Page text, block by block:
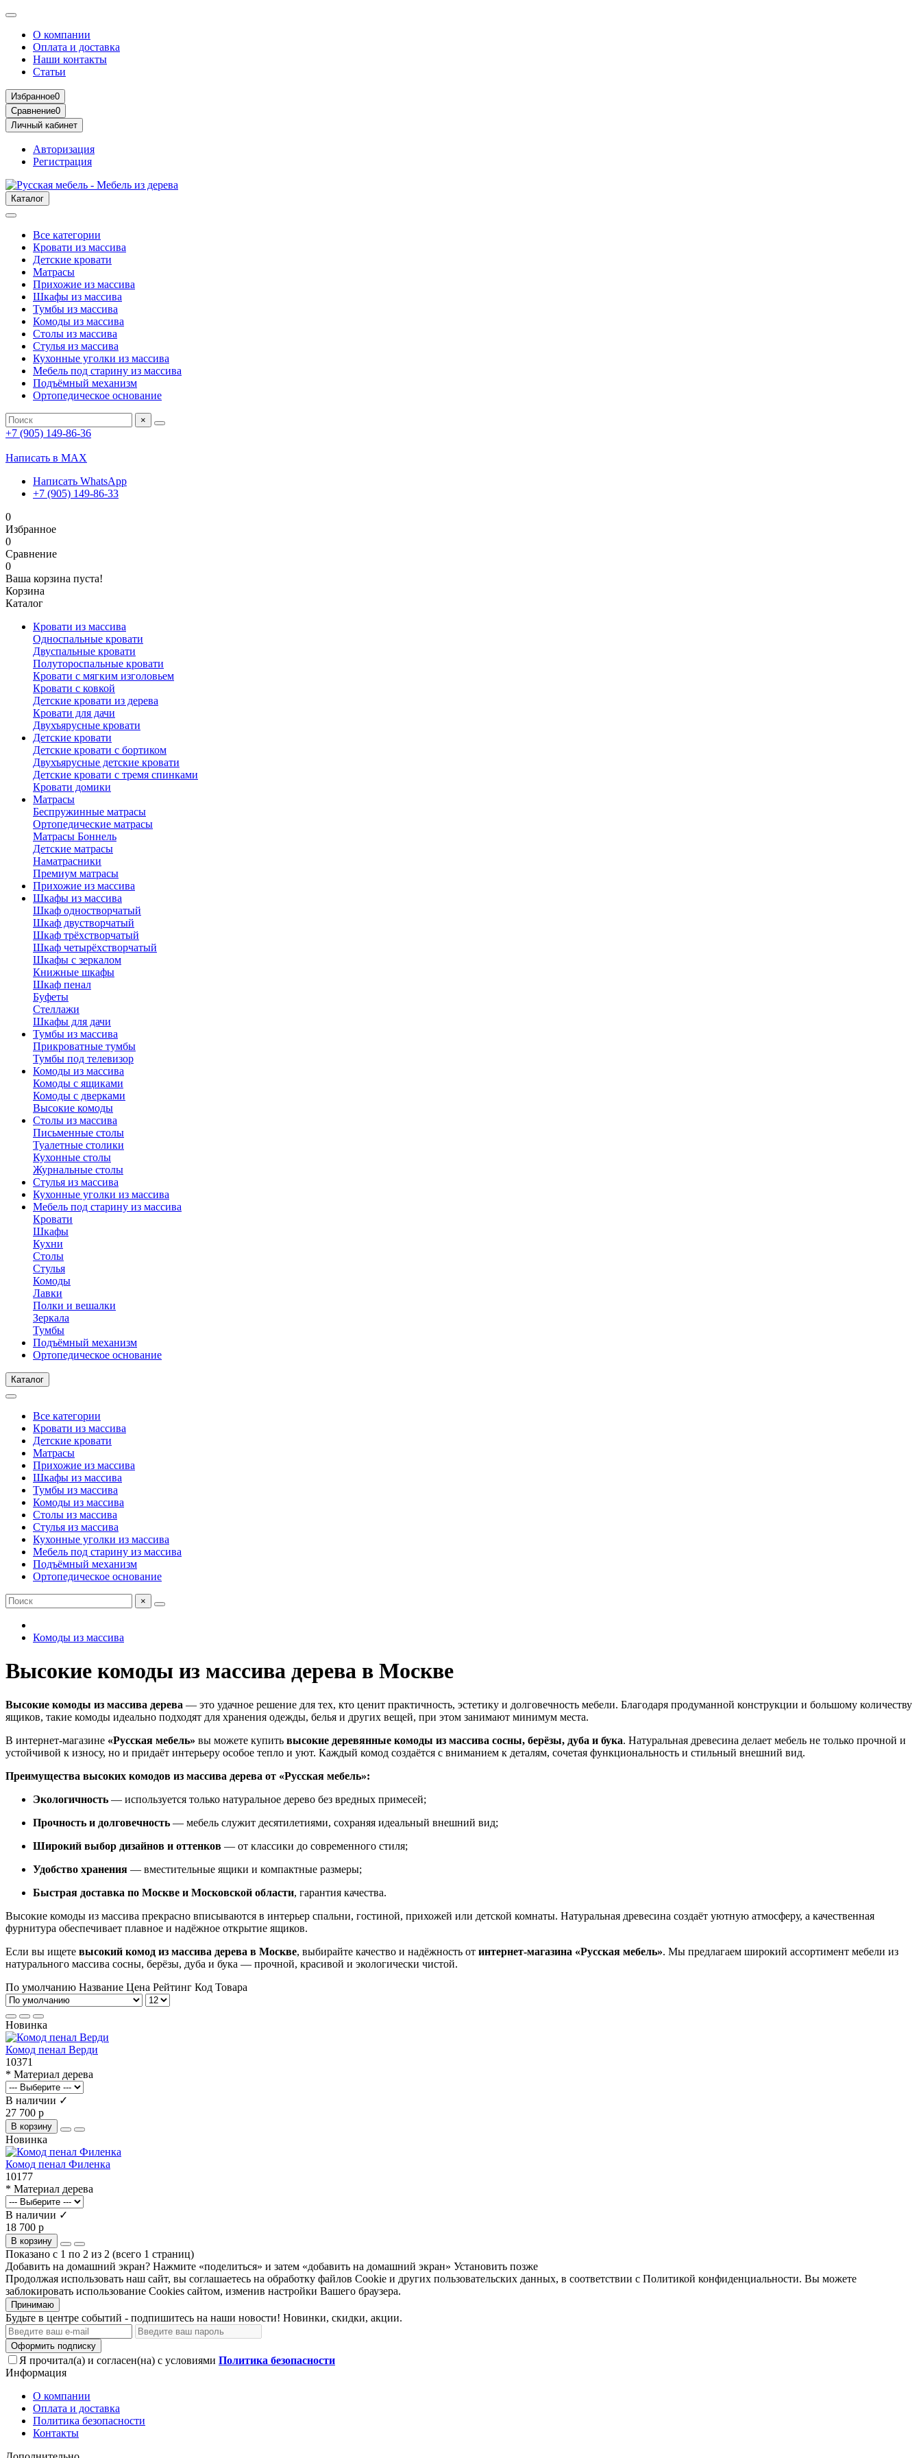
О компании
Оплата и доставка
Наши контакты
Статьи
Избранное0
Сравнение0
Личный кабинет
Авторизация
Регистрация
Каталог
Все категории
Кровати из массива
Детские кровати
Матрасы
Прихожие из массива
Шкафы из массива
Тумбы из массива
Комоды из массива
Столы из массива
Стулья из массива
Кухонные уголки из массива
Мебель под старину из массива
Подъёмный механизм
Ортопедическое основание
×
+7 (905) 149-86-36
Написать в MAX
Написать WhatsApp
+7 (905) 149-86-33
0
Избранное
0
Сравнение
0
Ваша корзина пуста!
Корзина
Каталог
Кровати из массива
Односпальные кровати
Двуспальные кровати
Полутороспальные кровати
Кровати с мягким изголовьем
Кровати с ковкой
Детские кровати из дерева
Кровати для дачи
Двухъярусные кровати
Детские кровати
Детские кровати с бортиком
Двухъярусные детские кровати
Детские кровати с тремя спинками
Кровати домики
Матрасы
Беспружинные матрасы
Ортопедические матрасы
Матрасы Боннель
Детские матрасы
Наматрасники
Премиум матрасы
Прихожие из массива
Шкафы из массива
Шкаф одностворчатый
Шкаф двустворчатый
Шкаф трёхстворчатый
Шкаф четырёхстворчатый
Шкафы с зеркалом
Книжные шкафы
Шкаф пенал
Буфеты
Стеллажи
Шкафы для дачи
Тумбы из массива
Прикроватные тумбы
Тумбы под телевизор
Комоды из массива
Комоды с ящиками
Комоды с дверками
Высокие комоды
Столы из массива
Письменные столы
Туалетные столики
Кухонные столы
Журнальные столы
Стулья из массива
Кухонные уголки из массива
Мебель под старину из массива
Кровати
Шкафы
Кухни
Столы
Стулья
Комоды
Лавки
Полки и вешалки
Зеркала
Тумбы
Подъёмный механизм
Ортопедическое основание
Каталог
Все категории
Кровати из массива
Детские кровати
Матрасы
Прихожие из массива
Шкафы из массива
Тумбы из массива
Комоды из массива
Столы из массива
Стулья из массива
Кухонные уголки из массива
Мебель под старину из массива
Подъёмный механизм
Ортопедическое основание
×
Комоды из массива
Высокие комоды из массива дерева в Москве
Высокие комоды из массива дерева — это удачное решение для тех, кто ценит практичность, эстетику и долговечность мебели. Благодаря продуманной конструкции и большому количеству
ящиков, такие комоды идеально подходят для хранения одежды, белья и других вещей, при этом занимают минимум места.
В интернет-магазине «Русская мебель» вы можете купить высокие деревянные комоды из массива сосны, берёзы, дуба и бука. Натуральная древесина делает мебель не только прочной и
устойчивой к износу, но и придаёт интерьеру особое тепло и уют. Каждый комод создаётся с вниманием к деталям, сочетая функциональность и стильный внешний вид.
Преимущества высоких комодов из массива дерева от «Русская мебель»:
Экологичность — используется только натуральное дерево без вредных примесей;
Прочность и долговечность — мебель служит десятилетиями, сохраняя идеальный внешний вид;
Широкий выбор дизайнов и оттенков — от классики до современного стиля;
Удобство хранения — вместительные ящики и компактные размеры;
Быстрая доставка по Москве и Московской области, гарантия качества.
Высокие комоды из массива прекрасно вписываются в интерьер спальни, гостиной, прихожей или детской комнаты. Натуральная древесина создаёт уютную атмосферу, а качественная
фурнитура обеспечивает плавное и надёжное открытие ящиков.
Если вы ищете высокий комод из массива дерева в Москве, выбирайте качество и надёжность от интернет-магазина «Русская мебель». Мы предлагаем широкий ассортимент мебели из
натурального массива сосны, берёзы, дуба и бука — прочной, красивой и экологически чистой.
По умолчанию Название Цена Рейтинг Код Товара
Новинка
Комод пенал Верди
10371
* Материал дерева
В наличии ✓
27 700 р
В корзину
Новинка
Комод пенал Филенка
10177
* Материал дерева
В наличии ✓
18 700 р
В корзину
Показано с 1 по 2 из 2 (всего 1 страниц)
Добавить на домашний экран? Нажмите «поделиться» и затем «добавить на домашний экран» Установить позже
Продолжая использовать наш сайт, вы соглашаетесь на обработку файлов Сookie и других пользовательских данных, в соответствии с Политикой конфиденциальности. Вы можете
заблокировать использование Cookies сайтом, изменив настройки Вашего браузера.
Принимаю
Будьте в центре событий - подпишитесь на наши новости! Новинки, скидки, акции.
Оформить подписку
Я прочитал(а) и согласен(на) с условиями Политика безопасности
Информация
О компании
Оплата и доставка
Политика безопасности
Контакты